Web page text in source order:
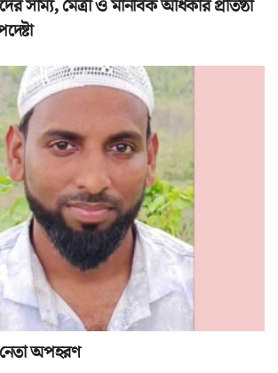
সাম্য, মৈত্রী ও মানবিক অধিকার প্রতিষ্ঠা
অপহরণ